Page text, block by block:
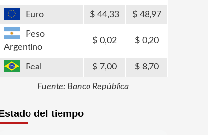
Euro 44,33 48,97
Peso
Argentino
0,02 0,20
Real 7,00 8,70
Fuente: Banco República
del tiempo